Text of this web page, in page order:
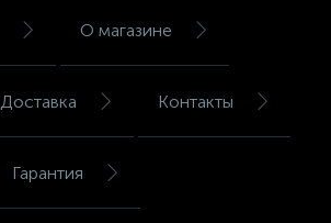
О магазине
Доставка Контакты
Гарантия